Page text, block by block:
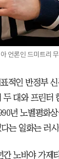
언론인 드미트리
적인 반정부
대와 프린터
년 노벨평화
는 일화는 러
노바야 가제